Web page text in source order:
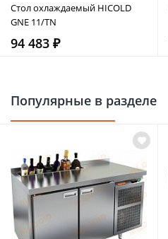
Стол охлаждаемый HICOLD
GNE 11/TN
94 483 ₽
Популярные в разделе